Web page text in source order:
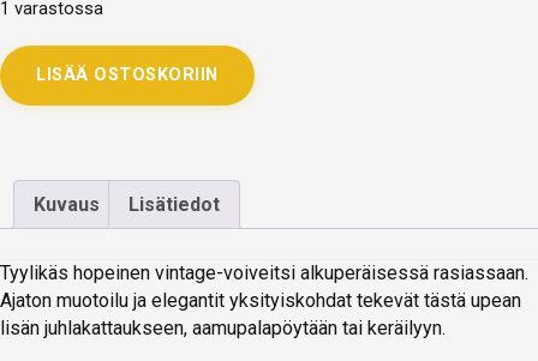
1 varastossa
LISÄÄ OSTOSKORIIN
Kuvaus Lisätiedot
Tyylikäs hopeinen vintage-voiveitsi alkuperäisessä rasiassaan.
Ajaton muotoilu ja elegantit yksityiskohdat tekevät tästä upean
lisän juhlakattaukseen, aamupalapöytään tai keräilyyn.